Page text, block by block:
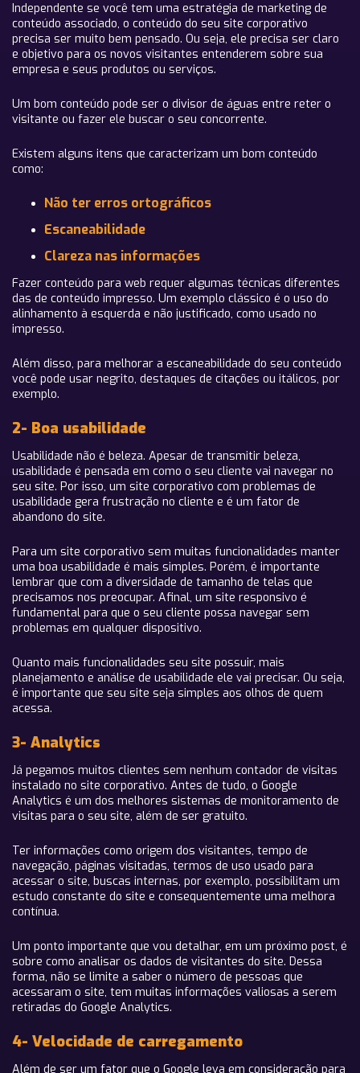
Independente se você tem uma estratégia de marketing de
conteúdo associado, o conteúdo do seu site corporativo
precisa ser muito bem pensado. Ou seja, ele precisa ser claro
e objetivo para os novos visitantes entenderem sobre sua
empresa e seus produtos ou serviços.
Um bom conteúdo pode ser o divisor de águas entre reter o
visitante ou fazer ele buscar o seu concorrente.
Existem alguns itens que caracterizam um bom conteúdo
como:
Não ter erros ortográficos
Escaneabilidade
Clareza nas informações
Fazer conteúdo para web requer algumas técnicas diferentes
das de conteúdo impresso. Um exemplo clássico é o uso do
alinhamento à esquerda e não justificado, como usado no
impresso.
Além disso, para melhorar a escaneabilidade do seu conteúdo
você pode usar negrito, destaques de citações ou itálicos, por
exemplo.
2- Boa usabilidade
Usabilidade não é beleza. Apesar de transmitir beleza,
usabilidade é pensada em como o seu cliente vai navegar no
seu site. Por isso, um site corporativo com problemas de
usabilidade gera frustração no cliente e é um fator de
abandono do site.
Para um site corporativo sem muitas funcionalidades manter
uma boa usabilidade é mais simples. Porém, é importante
lembrar que com a diversidade de tamanho de telas que
precisamos nos preocupar. Afinal, um site responsivo é
fundamental para que o seu cliente possa navegar sem
problemas em qualquer dispositivo.
Quanto mais funcionalidades seu site possuir, mais
planejamento e análise de usabilidade ele vai precisar. Ou seja,
é importante que seu site seja simples aos olhos de quem
acessa.
3- Analytics
Já pegamos muitos clientes sem nenhum contador de visitas
instalado no site corporativo. Antes de tudo, o Google
Analytics é um dos melhores sistemas de monitoramento de
visitas para o seu site, além de ser gratuito.
Ter informações como origem dos visitantes, tempo de
navegação, páginas visitadas, termos de uso usado para
acessar o site, buscas internas, por exemplo, possibilitam um
estudo constante do site e consequentemente uma melhora
contínua.
Um ponto importante que vou detalhar, em um próximo post, é
sobre como analisar os dados de visitantes do site. Dessa
forma, não se limite a saber o número de pessoas que
acessaram o site, tem muitas informações valiosas a serem
retiradas do Google Analytics.
4- Velocidade de carregamento
Além de ser um fator que o Google leva em consideração para